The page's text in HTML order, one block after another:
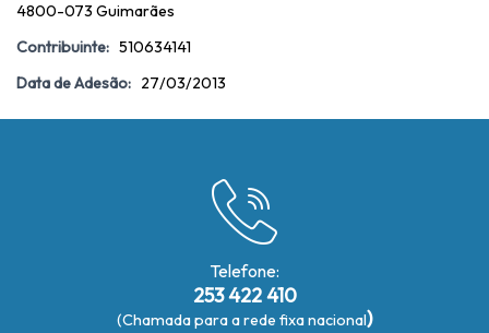
4800-073 Guimarães
Contribuinte: 510634141
Data de Adesão: 27/03/2013
Telefone:
253 422 410
(Chamada para a rede fixa nacional)